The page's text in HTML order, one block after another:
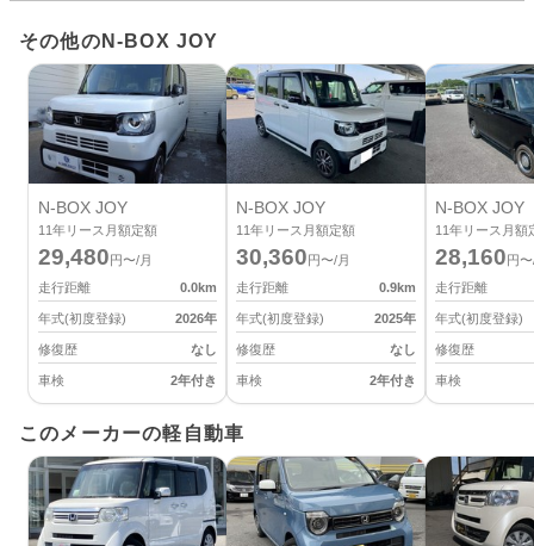
その他のN-BOX JOY
N-BOX JOY
11年リース月額定額
29,480円〜/月
走行距離
0.0km
年式(初度登録) 2026年
修復歴 なし
車検 2年付き
N-BOX JOY
11年リース月額定額
30,360円〜/月
走行距離
0.9km
年式(初度登録) 2025年
修復歴 なし
車検 2年付き
N-BOX JOY
11年リース月額
28,160円
走行距離
年式(初度登録)
修復歴
車検
このメーカーの軽自動車